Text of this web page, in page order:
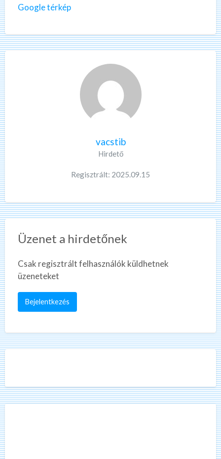
Google térkép
vacstib
Hirdető
Regisztrált: 2025.09.15
Üzenet a hirdetőnek
Csak regisztrált felhasználók küldhetnek
üzeneteket
Bejelentkezés